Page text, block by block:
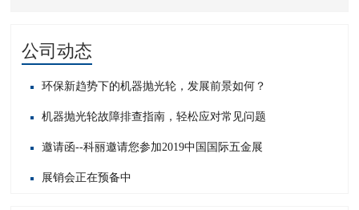
公司动态
环保新趋势下的机器抛光轮，发展前景如何？
机器抛光轮故障排查指南，轻松应对常见问题​
邀请函--科丽邀请您参加2019中国国际五金展
展销会正在预备中